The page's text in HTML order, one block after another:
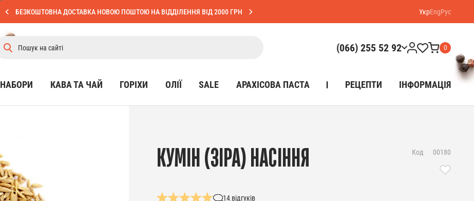
БЕЗКОШТОВНА ДОСТАВКА НОВОЮ ПОШТОЮ НА ВІДДІЛЕННЯ ВІД 2000 ГРН УкрEngРус
(066) 255 52 92 0
НАБОРИ КАВА ТА ЧАЙ ГОРІХИ ОЛІЇ SALE АРАХІСОВА ПАСТА РЕЦЕПТИ ІНФОРМАЦІЯ
КУМІН (ЗІРА) НАСІННЯ
14 відгуків
Код 00180